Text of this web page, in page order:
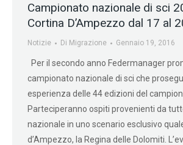
Campionato nazionale di sci
Cortina D’Ampezzo dal 17 al
Notizie Di Migrazione Gennaio 19, 2016
Per il secondo anno Federmanager
campionato nazionale di sci che
esperienza delle 44 edizioni del
Parteciperanno ospiti provenienti da
nazionale in uno scenario esclusivo
d’Ampezzo, la Regina delle Dolomiti.